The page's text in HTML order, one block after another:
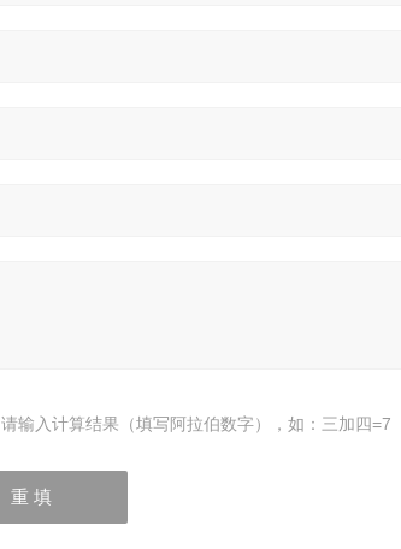
请输入计算结果（填写阿拉伯数字），如：三加四=7